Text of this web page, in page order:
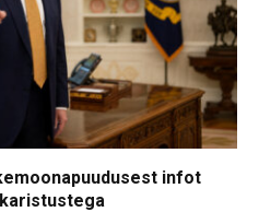
infot